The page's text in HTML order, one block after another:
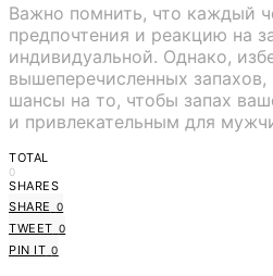
Важно помнить, что каждый
предпочтения и реакцию на
индивидуальной. Однако,
вышеперечисленных
шансы на то, чтобы запах
и привлекательным для
TOTAL
0
SHARES
SHARE 0
TWEET 0
PIN IT 0